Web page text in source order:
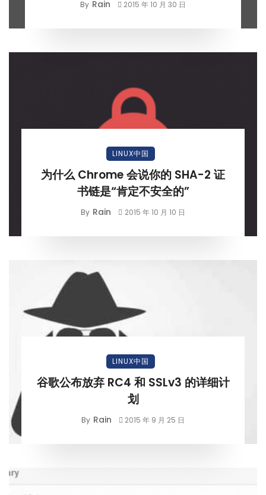
By Rain 2015 年 10 月 30 日
LINUX中国
为什么 Chrome 会说你的 SHA-2 证
书链是“肯定不安全的”
By Rain 2015 年 10 月 10 日
LINUX中国
谷歌公布放弃 RC4 和 SSLv3 的详细计
划
By Rain 2015 年 9 月 25 日